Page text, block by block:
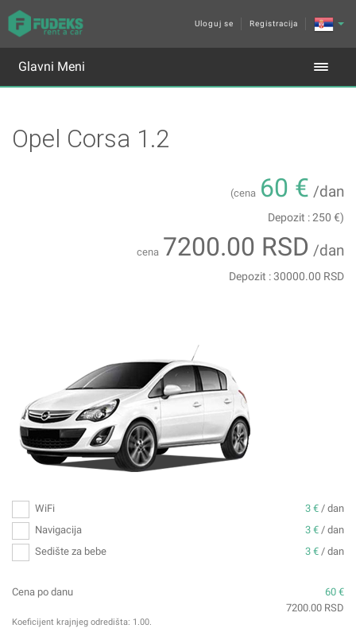
Uloguj se Registracija
Glavni Meni
Opel Corsa 1.2
(cena 60 € /dan
Depozit : 250 €)
cena 7200.00 RSD /dan
Depozit : 30000.00 RSD
WiFi 3 € / dan
Navigacija
3 € / dan
Sedište za bebe
3 € / dan
Cena po danu
60 €
7200.00 RSD
Koeficijent krajnjeg odredišta: 1.00.